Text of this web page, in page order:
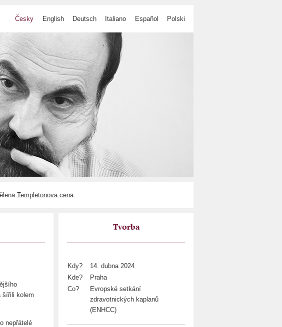
Česky English Deutsch Italiano Español Polski
Templetonova cena.
šířili kolem
nepřátelé
Tvorba
Kdy?
14. dubna 2024
Kde?
Praha
Co?
Evropské setkání
zdravotnických kaplanů
(ENHCC)